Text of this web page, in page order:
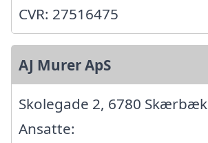
CVR: 27516475
AJ Murer ApS
Skolegade 2, 6780 Skærbæk
Ansatte: